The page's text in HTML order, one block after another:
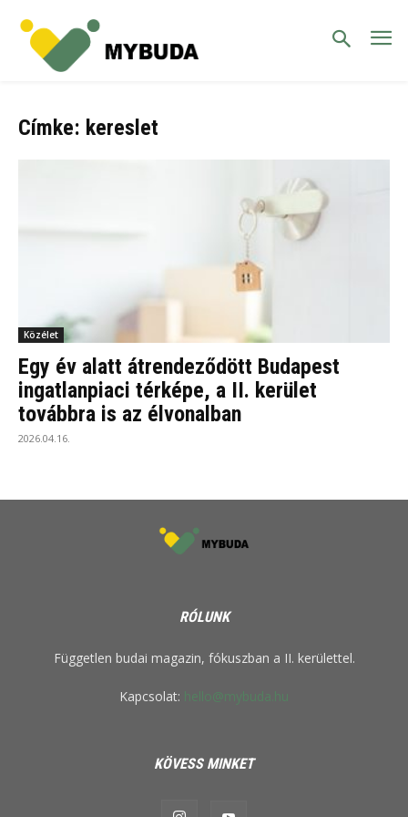
Címke: kereslet
Közélet
Egy év alatt átrendeződött Budapest
ingatlanpiaci térképe, a II. kerület
továbbra is az élvonalban
2026.04.16.
RÓLUNK
Független budai magazin, fókuszban a II. kerülettel.
Kapcsolat: hello@mybuda.hu
KÖVESS MINKET